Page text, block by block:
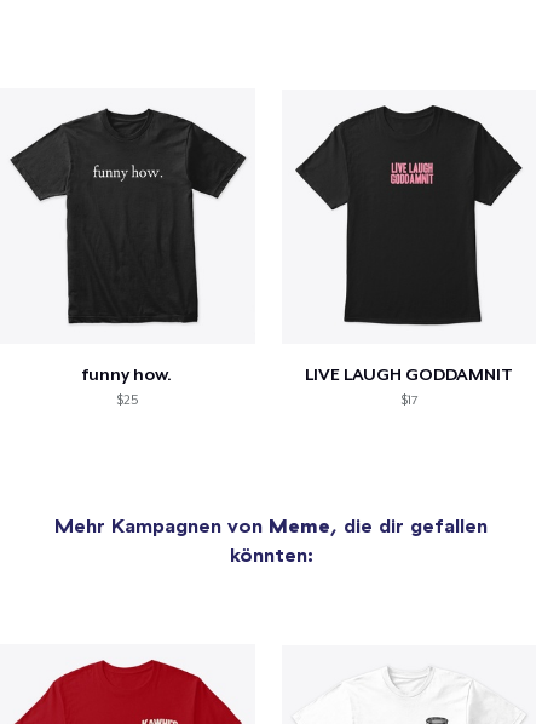
funny how.
$25
LIVE LAUGH GODDAMNIT
$17
Mehr Kampagnen von Meme, die dir gefallen
könnten: